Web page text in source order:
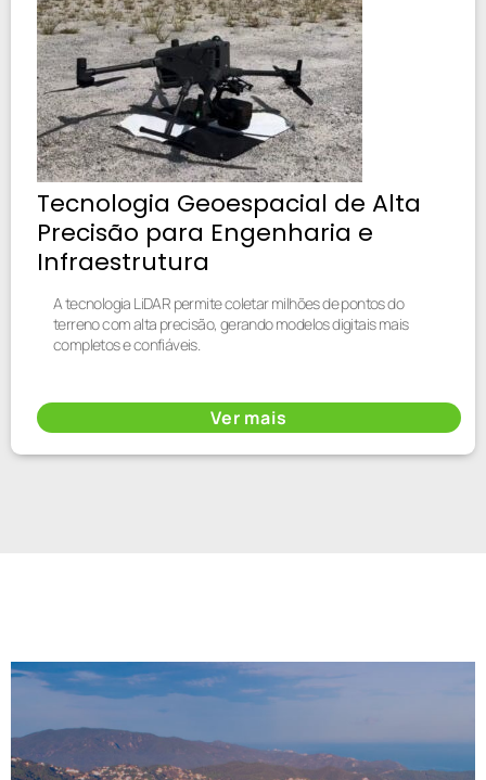
Tecnologia Geoespacial de Alta
Precisão para Engenharia e
Infraestrutura
A tecnologia LiDAR permite coletar milhões de pontos do
terreno com alta precisão, gerando modelos digitais mais
completos e confiáveis.
Ver mais